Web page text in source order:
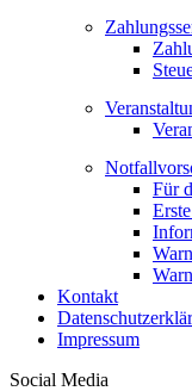
Für
Kontakt
Impressum
Social Media